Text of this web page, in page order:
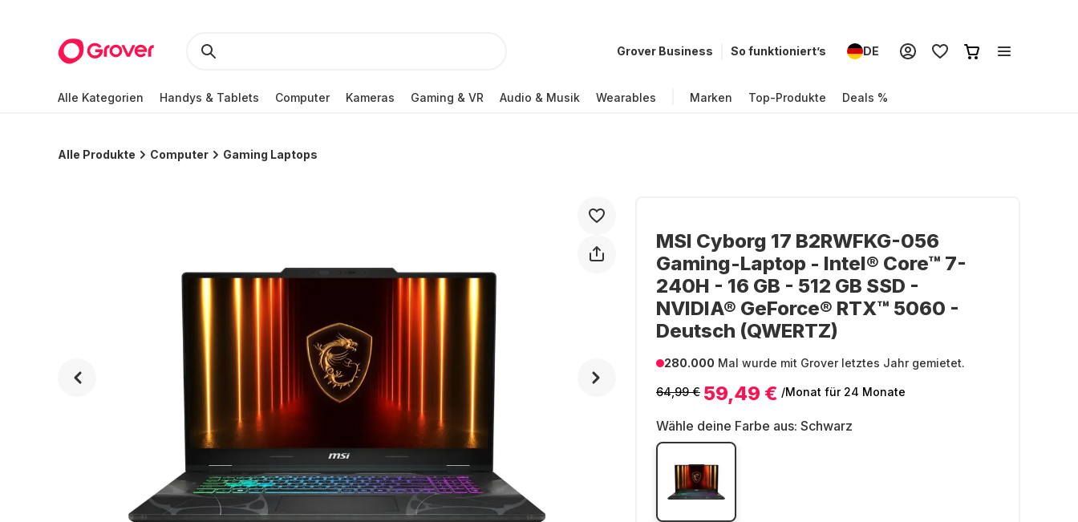
Grover Business So funktioniert’s DE
Alle Kategorien Handys & Tablets Computer Kameras Gaming & VR Audio & Musik Wearables Marken Top-Produkte Deals %
Alle Produkte Computer Gaming Laptops
MSI Cyborg 17 B2RWFKG-056
Gaming-Laptop - Intel® Core™ 7-
240H - 16 GB - 512 GB SSD -
NVIDIA® GeForce® RTX™ 5060 -
Deutsch (QWERTZ)
280.000 Mal wurde mit Grover letztes Jahr gemietet.
64,99 € 59,49 € /Monat für 24 Monate
Wähle deine Farbe aus: Schwarz